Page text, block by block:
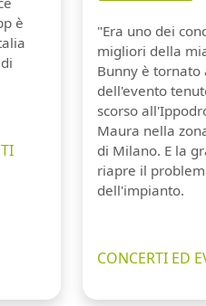
è
"Era uno dei
migliori della
Bunny è tornato
dell'evento
scorso
Maura nella
di Milano. E la
riapre il
dell'impianto.
CONCERTI ED